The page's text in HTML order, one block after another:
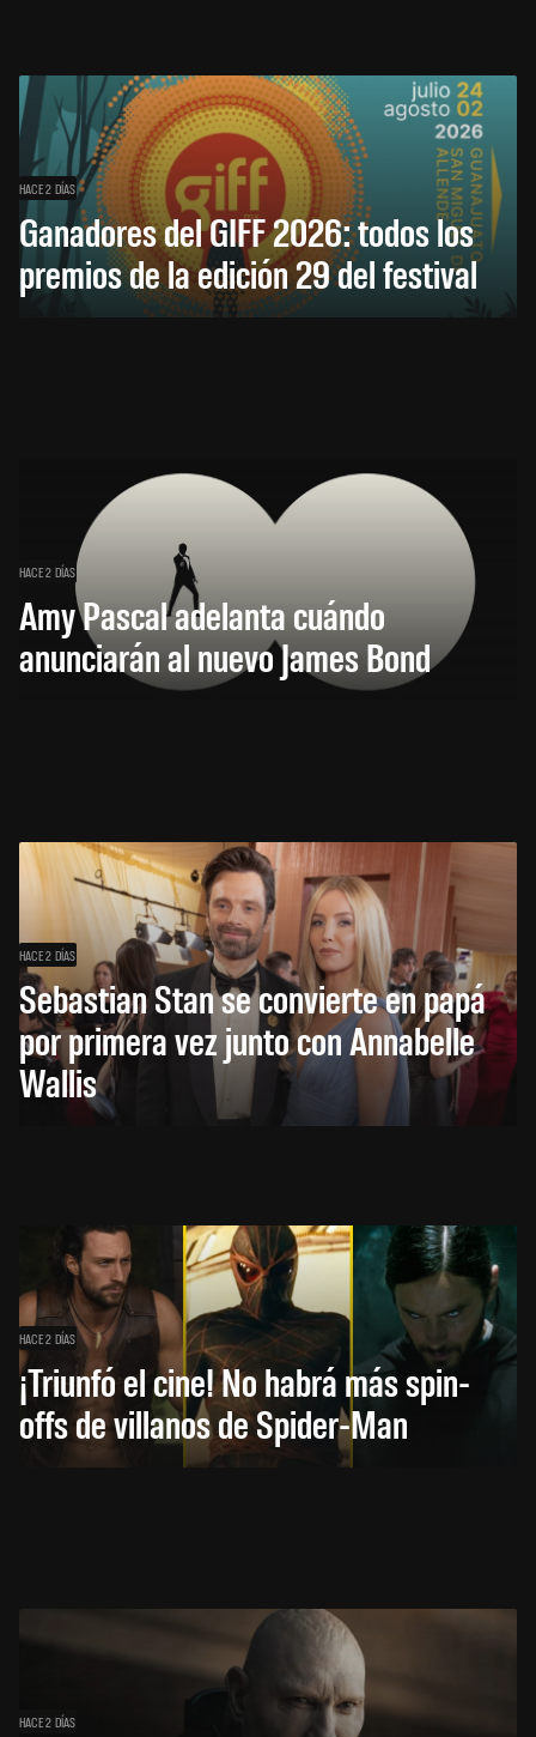
HACE 2 DÍAS
Ganadores del GIFF 2026: todos los
premios de la edición 29 del festival
HACE 2 DÍAS
Amy Pascal adelanta cuándo
anunciarán al nuevo James Bond
HACE 2 DÍAS
Sebastian Stan se convierte en papá
por primera vez junto con Annabelle
Wallis
HACE 2 DÍAS
¡Triunfó el cine! No habrá más spin-
offs de villanos de Spider-Man
HACE 2 DÍAS